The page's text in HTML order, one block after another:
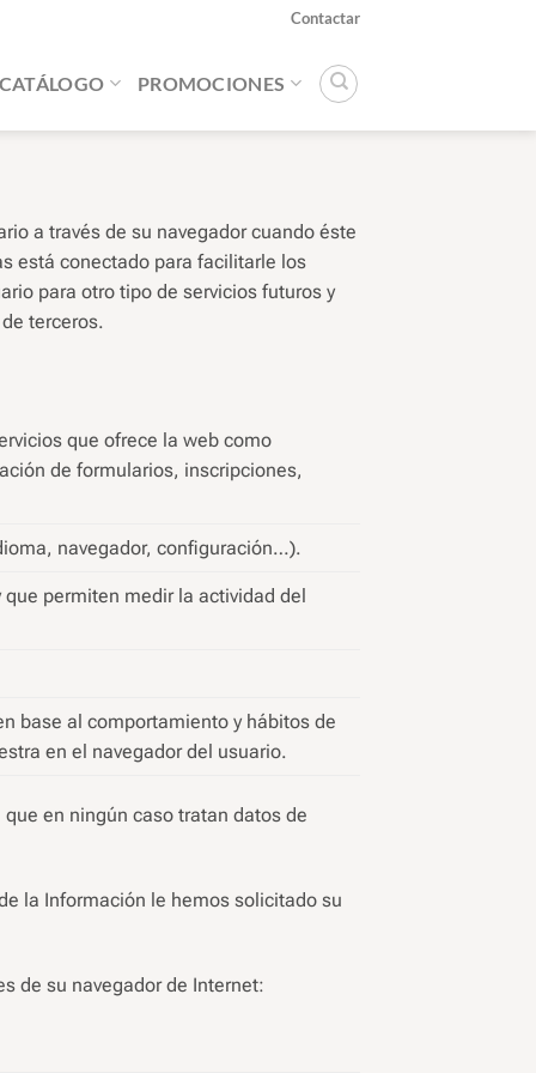
Contactar
CATÁLOGO PROMOCIONES
a través de su navegador cuando éste
está conectado para facilitarle los
para otro tipo de servicios futuros y
terceros.
que ofrece la web como
de formularios, inscripciones,
navegador, configuración…).
permiten medir la actividad del
base al comportamiento y hábitos de
en el navegador del usuario.
en ningún caso tratan datos de
la Información le hemos solicitado su
de su navegador de Internet: